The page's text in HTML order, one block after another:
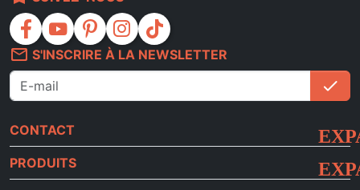
facebook youtube pinterest instagram
tiktok
mail_outline S'INSCRIRE À LA NEWSLETTER
check
CONTACT
PRODUITS